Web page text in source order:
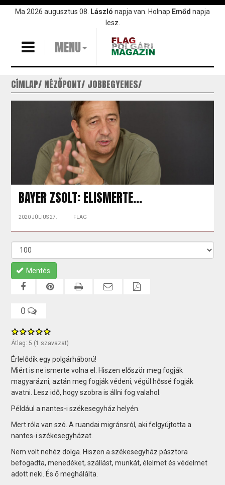
UgrásMa 2026 augusztus 08. László napja van. Holnap Emőd napja
lesz.
MENU
CÍMLAP NÉZŐPONT JOBBEGYENES
BAYER ZSOLT: ELISMERTE...
2020 JÚLIUS 27. FLAG
Mentés
0
Átlag: 5 (1 szavazat)
Érlelődik egy polgárháború!
Miért is ne ismerte volna el. Hiszen először meg fogják
magyarázni, aztán meg fogják védeni, végül hőssé fogják
avatni. Lesz idő, hogy szobra is állni fog valahol.
Például a nantes-i székesegyház helyén.
Mert róla van szó. A ruandai migránsról, aki felgyújtotta a
nantes-i székesegyházat.
Nem volt nehéz dolga. Hiszen a székesegyház pásztora
befogadta, menedéket, szállást, munkát, élelmet és védelmet
adott neki. És ő meghálálta.